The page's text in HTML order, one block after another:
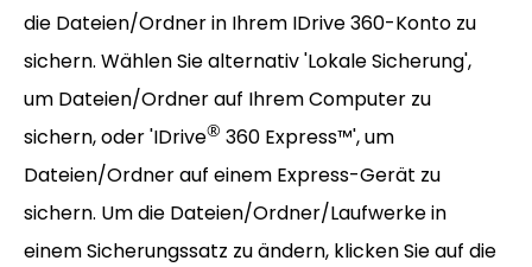
die Dateien/Ordner in Ihrem IDrive 360-Konto zu
sichern. Wählen Sie alternativ 'Lokale Sicherung',
um Dateien/Ordner auf Ihrem Computer zu
sichern, oder 'IDrive® 360 Express™', um
Dateien/Ordner auf einem Express-Gerät zu
sichern. Um die Dateien/Ordner/Laufwerke in
einem Sicherungssatz zu ändern, klicken Sie auf die